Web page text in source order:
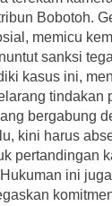
Bobotoh.
memicu
sanksi
kasus ini,
tindakan
bergabung
kini harus
pertandingan
ini